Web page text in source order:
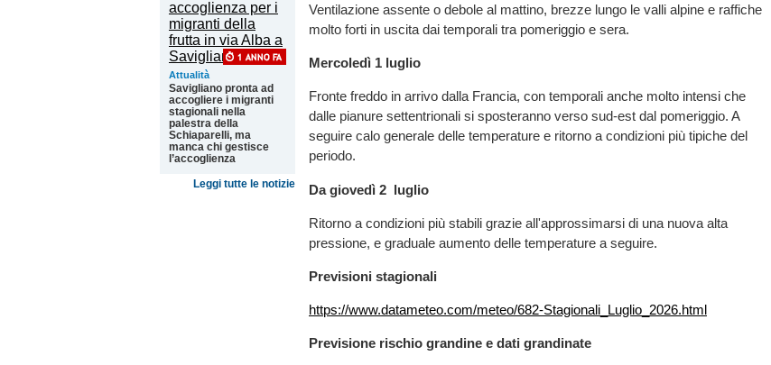
Attualità
Savigliano pronta ad
accogliere i migranti
stagionali nella
palestra della
Schiaparelli, ma
manca chi gestisce
l’accoglienza
Leggi tutte le notizie
Ventilazione assente o debole al mattino, brezze lungo le valli alpine e raffiche
molto forti in uscita dai temporali tra pomeriggio e sera.
Mercoledì 1 luglio
Fronte freddo in arrivo dalla Francia, con temporali anche molto intensi che
dalle pianure settentrionali si sposteranno verso sud-est dal pomeriggio. A
seguire calo generale delle temperature e ritorno a condizioni più tipiche del
periodo.
Da giovedì 2 luglio
Ritorno a condizioni più stabili grazie all'approssimarsi di una nuova alta
pressione, e graduale aumento delle temperature a seguire.
Previsioni stagionali
https://www.datameteo.com/meteo/682-Stagionali_Luglio_2026.html
Previsione rischio grandine e dati grandinate